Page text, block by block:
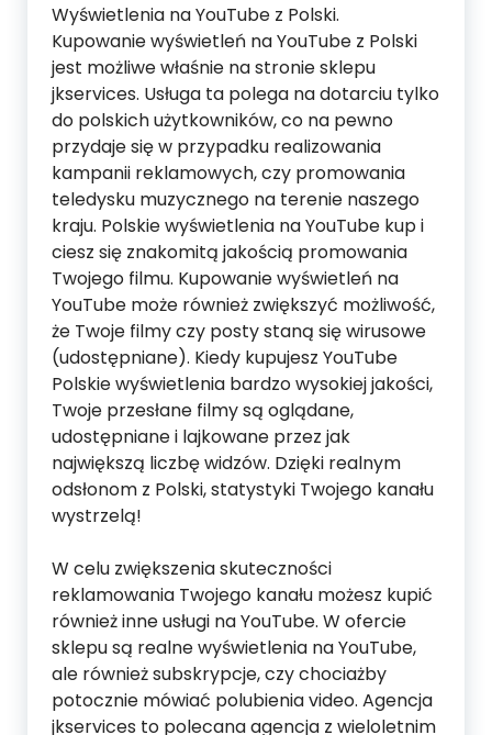
Wyświetlenia na YouTube z Polski.
Kupowanie wyświetleń na YouTube z Polski
jest możliwe właśnie na stronie sklepu
jkservices. Usługa ta polega na dotarciu tylko
do polskich użytkowników, co na pewno
przydaje się w przypadku realizowania
kampanii reklamowych, czy promowania
teledysku muzycznego na terenie naszego
kraju. Polskie wyświetlenia na YouTube kup i
ciesz się znakomitą jakością promowania
Twojego filmu. Kupowanie wyświetleń na
YouTube może również zwiększyć możliwość,
że Twoje filmy czy posty staną się wirusowe
(udostępniane). Kiedy kupujesz YouTube
Polskie wyświetlenia bardzo wysokiej jakości,
Twoje przesłane filmy są oglądane,
udostępniane i lajkowane przez jak
największą liczbę widzów. Dzięki realnym
odsłonom z Polski, statystyki Twojego kanału
wystrzelą!
W celu zwiększenia skuteczności
reklamowania Twojego kanału możesz kupić
również inne usługi na YouTube. W ofercie
sklepu są realne wyświetlenia na YouTube,
ale również subskrypcje, czy chociażby
potocznie mówiać polubienia video. Agencja
jkservices to polecana agencja z wieloletnim